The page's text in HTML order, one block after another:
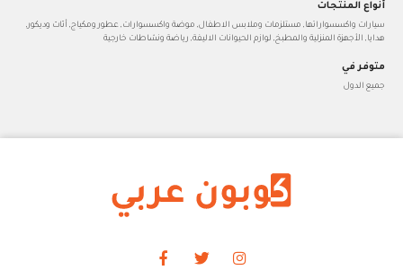
أنواع المنتجات
سيارات واكسسواراتها, مستلزمات وملابس الاطفال, موضة واكسسوارات, عطور ومكياج, أثاث وديكور,
هدايا, الأجهزة المنزلية والمطبخ, لوازم الحيوانات الاليفة, رياضة ونشاطات خارجية
متوفر في
جميع الدول